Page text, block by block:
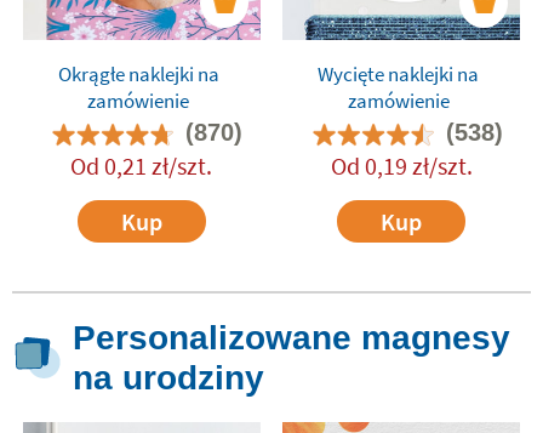
Okrągłe naklejki na
zamówienie
(870)
Od0,21 zł/szt.
Kup
Wycięte naklejki na
zamówienie
(538)
Od 0,19 zł/szt.
Kup
Personalizowane magnesy
na urodziny